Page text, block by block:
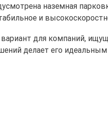
наземная
и
для компаний,
делает его